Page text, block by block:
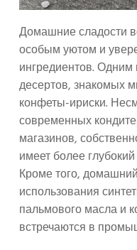
Домашние сладости
особым уютом и
ингредиентов. Одним
десертов, знакомых
конфеты-ириски.
современных
магазинов,
имеет более
Кроме того,
использования
пальмового масла и
встречаются в